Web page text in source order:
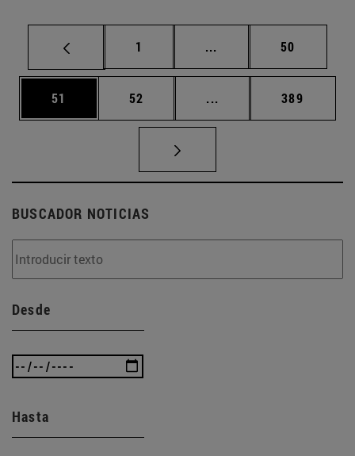
Página
1 ... Páginas intermedias
Página
50
Página
51 Página
52 ... Páginas intermedias
Página
389
BUSCADOR NOTICIAS
Desde
Hasta